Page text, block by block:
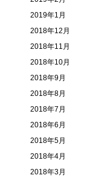
2019年1月
2018年12月
2018年11月
2018年10月
2018年9月
2018年8月
2018年7月
2018年6月
2018年5月
2018年4月
2018年3月